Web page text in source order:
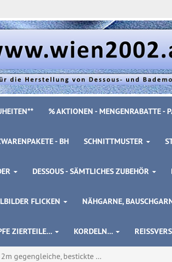
% AKTIONEN - MENGENRABATTE -
- BH SCHNITTMUSTER
DESSOUS - SÄMTLICHES ZUBEHÖR
FLICKEN NÄHGARNE,
ZIERTEILE... KORDELN...
2m gegengleiche, bestickte ...